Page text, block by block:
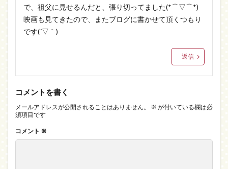
で、祖父に見せるんだと、張り切ってました(*⌒▽⌒*)
映画も見てきたので、またブログに書かせて頂くつもり
です(´▽｀)
返信
コメントを書く
メールアドレスが公開されることはありません。 ※ が付いている欄は必
須項目です
コメント ※